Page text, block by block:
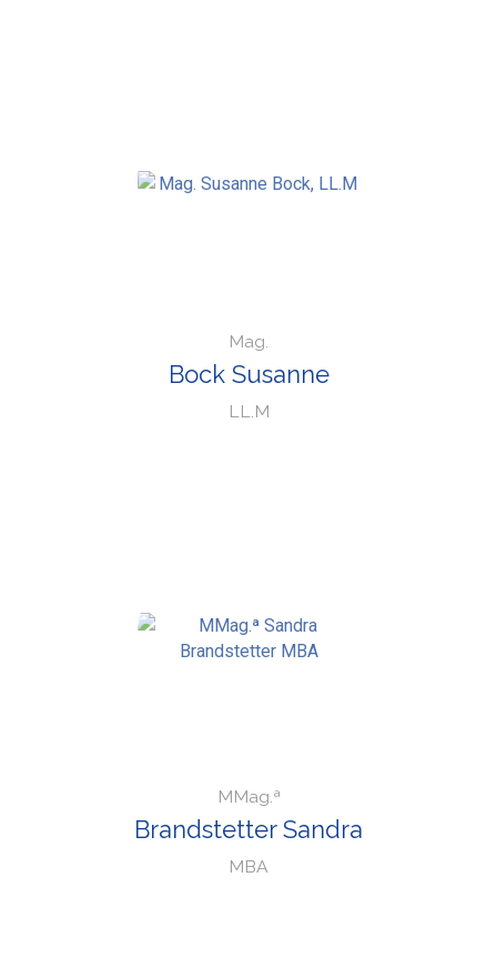
Mag.
Bock Susanne
LL.M
MMag.ª
Brandstetter Sandra
MBA